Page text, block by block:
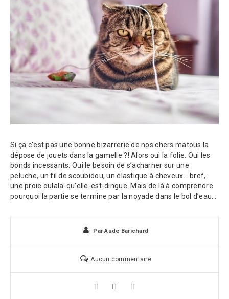
Si ça c’est pas une bonne bizarrerie de nos chers matous la
dépose de jouets dans la gamelle ?! Alors oui la folie. Oui les
bonds incessants. Oui le besoin de s’acharner sur une
peluche, un fil de scoubidou, un élastique à cheveux… bref,
une proie oulala-qu’elle-est-dingue. Mais de là à comprendre
pourquoi la partie se termine par la noyade dans le bol d’eau…
ParAude Barichard
Aucun commentaire